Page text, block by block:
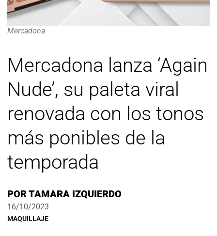
Mercadona
Mercadona lanza ‘Again
Nude’, su paleta viral
renovada con los tonos
más ponibles de la
temporada
PORTAMARA IZQUIERDO
16/10/2023
MAQUILLAJE